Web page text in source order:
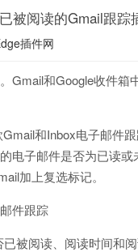
被阅读的Gmail跟踪
插件网
Gmail和Google收件箱
和Inbox电子邮件
电子邮件是否为已读
加上复选标记。
件跟踪
被阅读、阅读时间和